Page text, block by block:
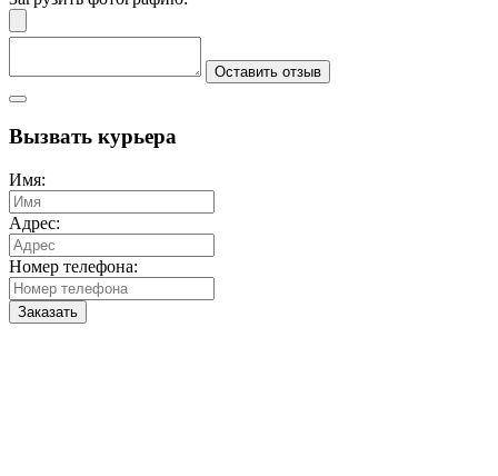
Оставить отзыв
Вызвать курьера
Имя:
Адрес:
Номер телефона:
Заказать